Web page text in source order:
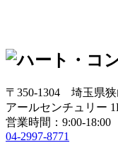
〒350-1304 埼玉県
アールセンチュリー
営業時間： 9:00-
04-2997-8771